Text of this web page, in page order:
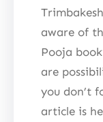
aware of
Pooja
are
you don’t
article is